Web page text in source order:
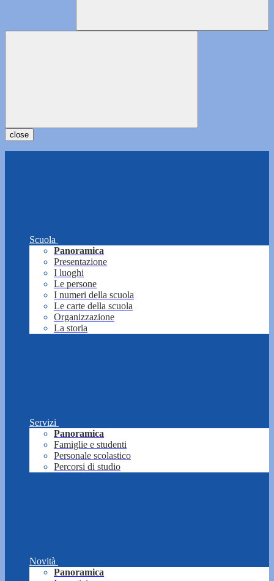
close
Scuola
Panoramica
Presentazione
I luoghi
Le persone
I numeri della scuola
Le carte della scuola
Organizzazione
La storia
Servizi
Panoramica
Famiglie e studenti
Personale scolastico
Percorsi di studio
Novità
Panoramica